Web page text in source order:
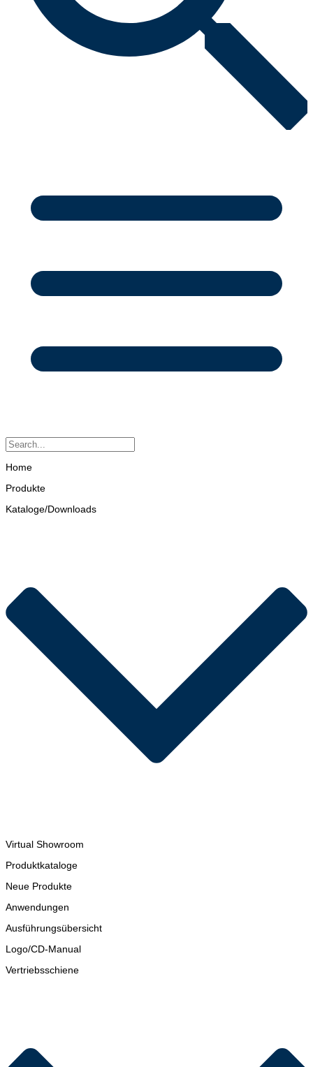
Home
Produkte
Kataloge/Downloads
Virtual Showroom
Produktkataloge
Neue Produkte
Anwendungen
Ausführungsübersicht
Logo/CD-Manual
Vertriebsschiene